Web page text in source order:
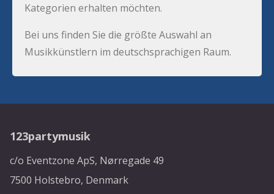
Kategorien erhalten möchten.
Bei uns finden Sie die größte Auswahl an
Musikkünstlern im deutschsprachigen Raum.
123partymusik
c/o Eventzone ApS, Nørregade 49
7500 Holstebro, Denmark